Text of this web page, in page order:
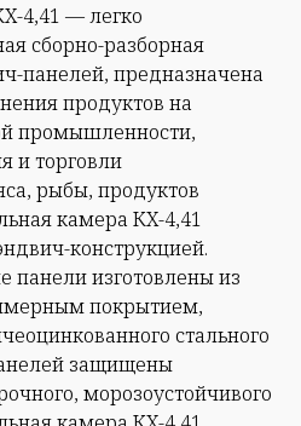
4,41 — легко
сборно-разборная
панелей, предназначена
продуктов на
промышленности,
и торговли
рыбы, продуктов
камера КХ-4,41
конструкцией.
панели изготовлены из
покрытием,
стального
защищены
морозоустойчивого